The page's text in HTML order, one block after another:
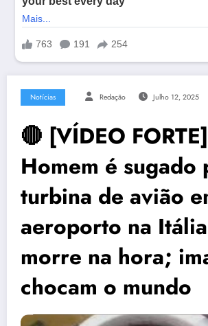
Notícias Redação Julho 12, 2025
🔴 [VÍDEO FORTE]
Homem é sugado
turbina de avião
aeroporto na
morre na hora;
chocam o mundo